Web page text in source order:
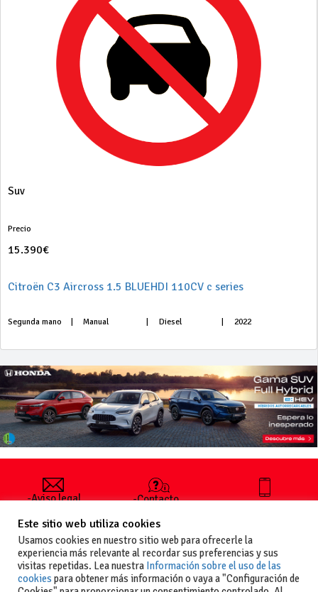
Suv
Precio
15.390€
Citroën C3 Aircross 1.5 BLUEHDI 110CV c series
Segunda mano Manual Diesel 2022
-Aviso legal
generales
de uso
-Política de
privacidad
-Política de
-Contacto
publicar un
anuncio
-Vende+
+34 627 35
Este sitio web utiliza cookies
Usamos cookies en nuestro sitio web para ofrecerle la
experiencia más relevante al recordar sus preferencias y sus
visitas repetidas. Lea nuestra Información sobre el uso de las
cookies para obtener más información o vaya a "Configuración de